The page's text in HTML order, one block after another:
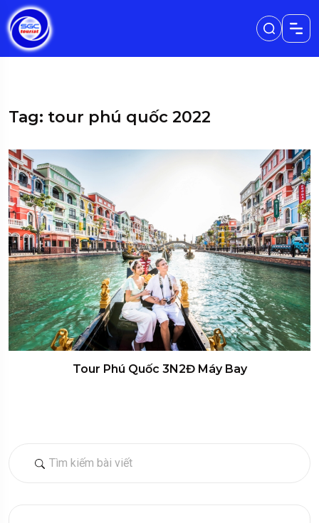
Tag: tour phú quốc 2022
Tour Phú Quốc 3N2Đ Máy Bay